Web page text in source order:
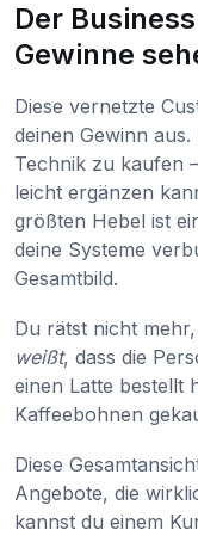
Der
Gewinne
Diese vernetzte
deinen Gewinn
Technik zu kaufen
leicht ergänzen
größten Hebel ist
deine Systeme
Gesamtbild.
Du rätst nicht
weißt, dass die
einen Latte bestellt
Kaffeebohnen
Diese
Angebote, die
kannst du einem